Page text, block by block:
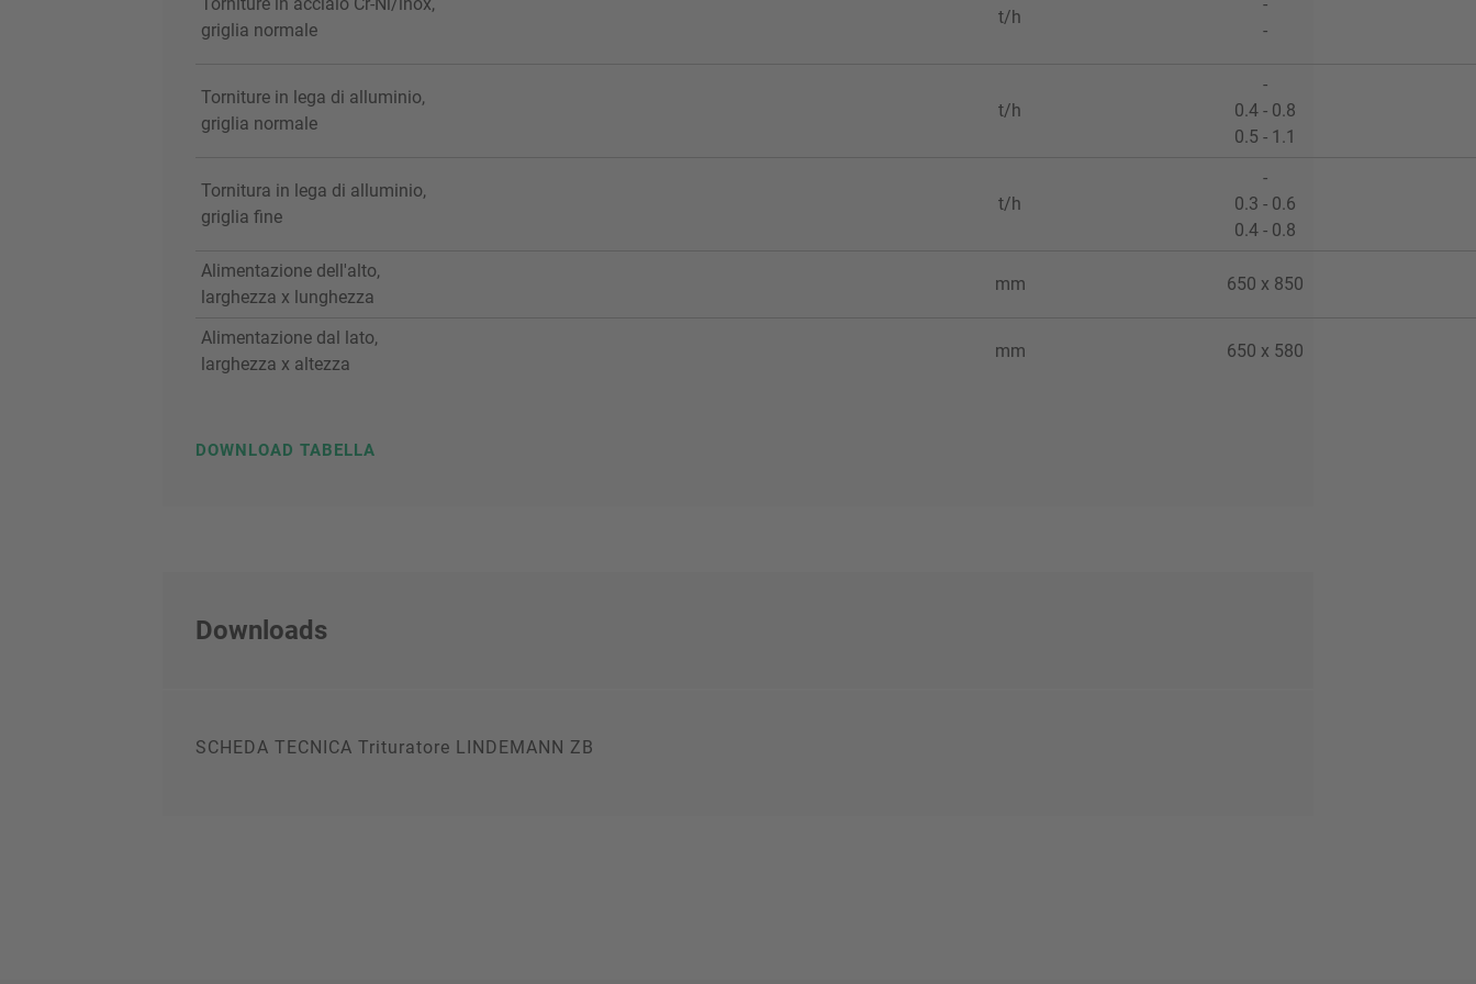
griglia normale
t/h
-
Torniture in lega di alluminio,
griglia normale
t/h
-
0.4 - 0.8
0.5 - 1.1
Tornitura in lega di alluminio,
griglia fine
t/h
-
0.3 - 0.6
0.4 - 0.8
Alimentazione dell'alto,
larghezza x lunghezza
mm 650 x 850
Alimentazione dal lato,
larghezza x altezza
mm 650 x 580
DOWNLOAD TABELLA
Downloads
SCHEDA TECNICA Trituratore LINDEMANN ZB